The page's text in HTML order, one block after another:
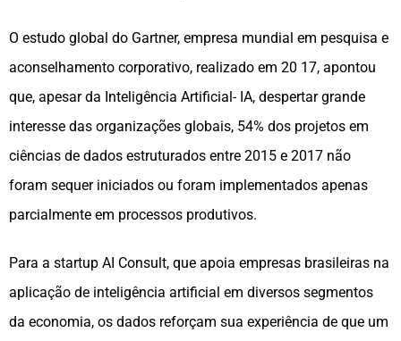
O estudo global do Gartner, empresa mundial em pesquisa e
aconselhamento corporativo, realizado em 20 17, apontou
que, apesar da Inteligência Artificial- IA, despertar grande
interesse das organizações globais, 54% dos projetos em
ciências de dados estruturados entre 2015 e 2017 não
foram sequer iniciados ou foram implementados apenas
parcialmente em processos produtivos.
Para a startup AI Consult, que apoia empresas brasileiras na
aplicação de inteligência artificial em diversos segmentos
da economia, os dados reforçam sua experiência de que um